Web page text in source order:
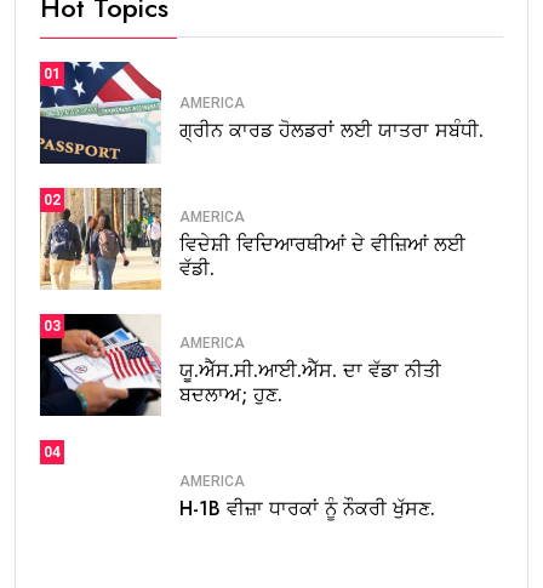
01
AMERICA
ਗ੍ਰੀਨ ਕਾਰਡ ਹੋਲਡਰਾਂ ਲਈ ਯਾਤਰਾ ਸਬੰਧੀ.
02
AMERICA
ਵਿਦੇਸ਼ੀ ਵਿਦਿਆਰਥੀਆਂ ਦੇ ਵੀਜ਼ਿਆਂ ਲਈ
ਵੱਡੀ.
03
AMERICA
ਯੂ.ਐੱਸ.ਸੀ.ਆਈ.ਐੱਸ. ਦਾ ਵੱਡਾ ਨੀਤੀ
ਬਦਲਾਅ; ਹੁਣ.
04
AMERICA
H-1B ਵੀਜ਼ਾ ਧਾਰਕਾਂ ਨੂੰ ਨੌਕਰੀ ਖੁੱਸਣ.